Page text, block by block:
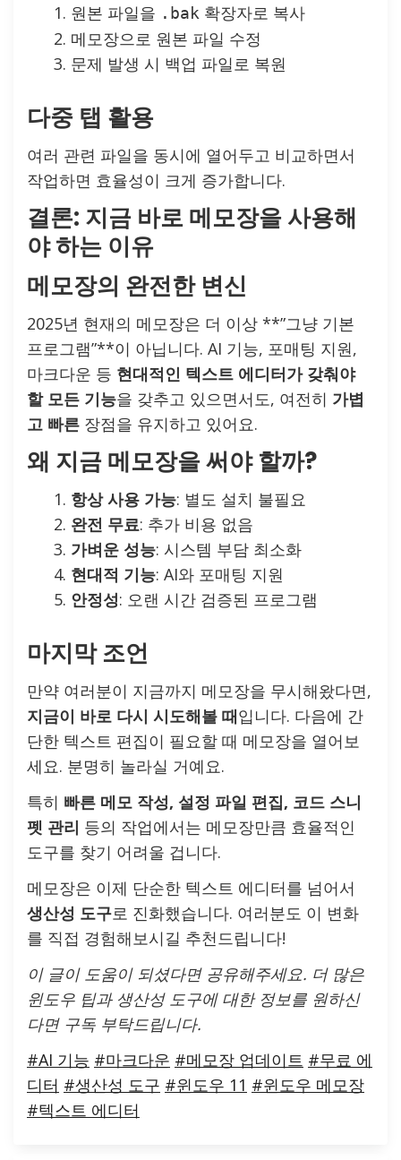
원본 파일을 .bak 확장자로 복사
메모장으로 원본 파일 수정
문제 발생 시 백업 파일로 복원
다중 탭 활용
여러 관련 파일을 동시에 열어두고 비교하면서
작업하면 효율성이 크게 증가합니다.
결론: 지금 바로 메모장을 사용해
야 하는 이유
메모장의 완전한 변신
2025년 현재의 메모장은 더 이상 **”그냥 기본
프로그램”**이 아닙니다. AI 기능, 포매팅 지원,
마크다운 등 현대적인 텍스트 에디터가 갖춰야
할 모든 기능을 갖추고 있으면서도, 여전히 가볍
고 빠른 장점을 유지하고 있어요.
왜 지금 메모장을 써야 할까?
항상 사용 가능: 별도 설치 불필요
완전 무료: 추가 비용 없음
가벼운 성능: 시스템 부담 최소화
현대적 기능: AI와 포매팅 지원
안정성: 오랜 시간 검증된 프로그램
마지막 조언
만약 여러분이 지금까지 메모장을 무시해왔다면,
지금이 바로 다시 시도해볼 때입니다. 다음에 간
단한 텍스트 편집이 필요할 때 메모장을 열어보
세요. 분명히 놀라실 거예요.
특히 빠른 메모 작성, 설정 파일 편집, 코드 스니
펫 관리 등의 작업에서는 메모장만큼 효율적인
도구를 찾기 어려울 겁니다.
메모장은 이제 단순한 텍스트 에디터를 넘어서
생산성 도구로 진화했습니다. 여러분도 이 변화
를 직접 경험해보시길 추천드립니다!
이 글이 도움이 되셨다면 공유해주세요. 더 많은
윈도우 팁과 생산성 도구에 대한 정보를 원하신
다면 구독 부탁드립니다.
#AI 기능 #마크다운 #메모장 업데이트 #무료 에
디터 #생산성 도구 #윈도우 11 #윈도우 메모장
#텍스트 에디터